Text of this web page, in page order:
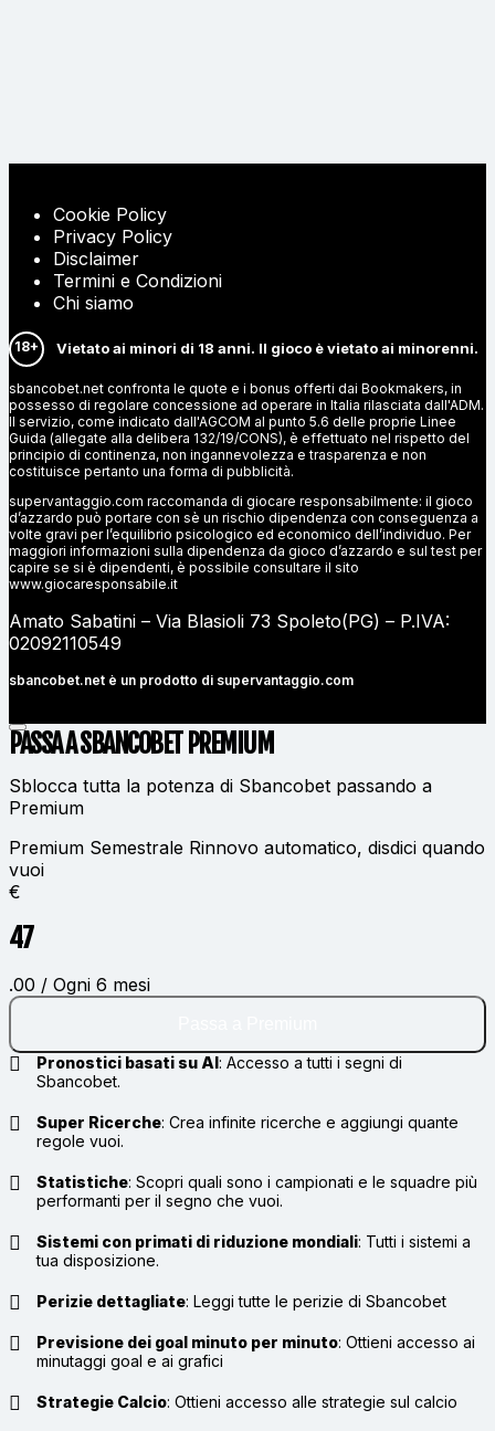
Cookie Policy
Privacy Policy
Disclaimer
Termini e Condizioni
Chi siamo
18+ Vietato ai minori di 18 anni. Il gioco è vietato ai minorenni.
sbancobet.net confronta le quote e i bonus offerti dai Bookmakers, in
possesso di regolare concessione ad operare in Italia rilasciata dall'ADM.
Il servizio, come indicato dall'AGCOM al punto 5.6 delle proprie Linee
Guida (allegate alla delibera 132/19/CONS), è effettuato nel rispetto del
principio di continenza, non ingannevolezza e trasparenza e non
costituisce pertanto una forma di pubblicità.
supervantaggio.com raccomanda di giocare responsabilmente: il gioco
d’azzardo può portare con sè un rischio dipendenza con conseguenza a
volte gravi per l’equilibrio psicologico ed economico dell’individuo. Per
maggiori informazioni sulla dipendenza da gioco d’azzardo e sul test per
capire se si è dipendenti, è possibile consultare il sito
www.giocaresponsabile.it
Amato Sabatini – Via Blasioli 73 Spoleto(PG) – P.IVA:
02092110549
sbancobet.net è un prodotto di supervantaggio.com
PASSA A SBANCOBET PREMIUM
Sblocca tutta la potenza di Sbancobet passando a
Premium
Premium Semestrale Rinnovo automatico, disdici quando
vuoi
€
47
.00 / Ogni 6 mesi
Pronostici basati su AI: Accesso a tutti i segni di
Sbancobet.
Super Ricerche: Crea infinite ricerche e aggiungi quante
regole vuoi.
Statistiche: Scopri quali sono i campionati e le squadre più
performanti per il segno che vuoi.
Sistemi con primati di riduzione mondiali: Tutti i sistemi a
tua disposizione.
Perizie dettagliate: Leggi tutte le perizie di Sbancobet
Previsione dei goal minuto per minuto: Ottieni accesso ai
minutaggi goal e ai grafici
Strategie Calcio: Ottieni accesso alle strategie sul calcio